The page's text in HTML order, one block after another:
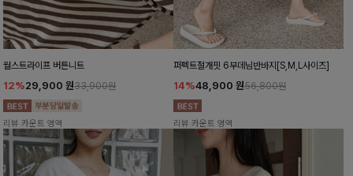
월스트라이프 버튼니트
12%29,900 원33,900원
리뷰 카운트 영역
퍼펙트절개핏 6부데님반바지[S,M,L사이즈]
14%48,900 원56,800원
리뷰 카운트 영역